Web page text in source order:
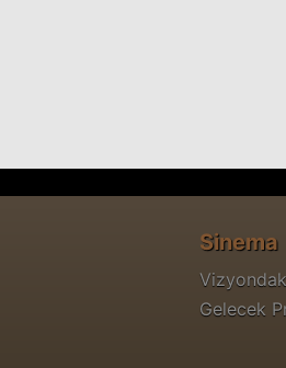
Sinema
Gelecek